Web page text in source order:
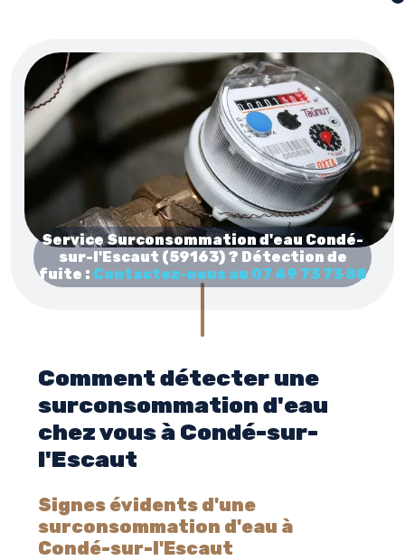
Service Surconsommation d'eau Condé-
sur-l'Escaut (59163) ? Détection de
fuite : Contactez-nous au 07 49 73 73 88
Comment détecter une
surconsommation d'eau
chez vous à Condé-sur-
l'Escaut
Signes évidents d'une
surconsommation d'eau à
Condé-sur-l'Escaut